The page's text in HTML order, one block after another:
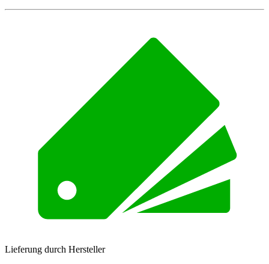
Lieferung durch Hersteller